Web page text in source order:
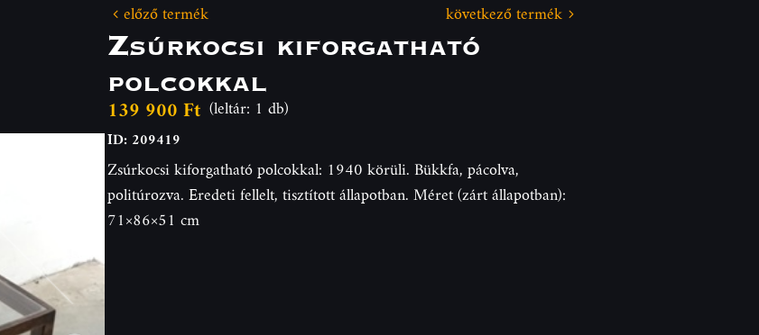
előző termék következő termék
Zsúrkocsi kiforgatható
polcokkal
139 900 Ft (leltár: 1 db)
ID: 209419
Zsúrkocsi kiforgatható polcokkal: 1940 körüli. Bükkfa, pácolva,
politúrozva. Eredeti fellelt, tisztított állapotban. Méret (zárt állapotban):
71×86×51 cm